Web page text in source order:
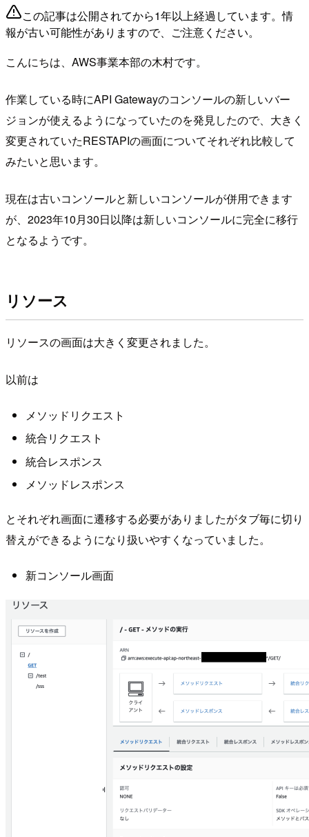
この記事は公開されてから1年以上経過しています。情
報が古い可能性がありますので、ご注意ください。
こんにちは、AWS事業本部の木村です。
作業している時にAPI Gatewayのコンソールの新しいバー
ジョンが使えるようになっていたのを発見したので、大きく
変更されていたRESTAPIの画面についてそれぞれ比較して
みたいと思います。
現在は古いコンソールと新しいコンソールが併用できます
が、2023年10月30日以降は新しいコンソールに完全に移行
となるようです。
リソース
リソースの画面は大きく変更されました。
以前は
メソッドリクエスト
統合リクエスト
統合レスポンス
メソッドレスポンス
とそれぞれ画面に遷移する必要がありましたがタブ毎に切り
替えができるようになり扱いやすくなっていました。
新コンソール画面